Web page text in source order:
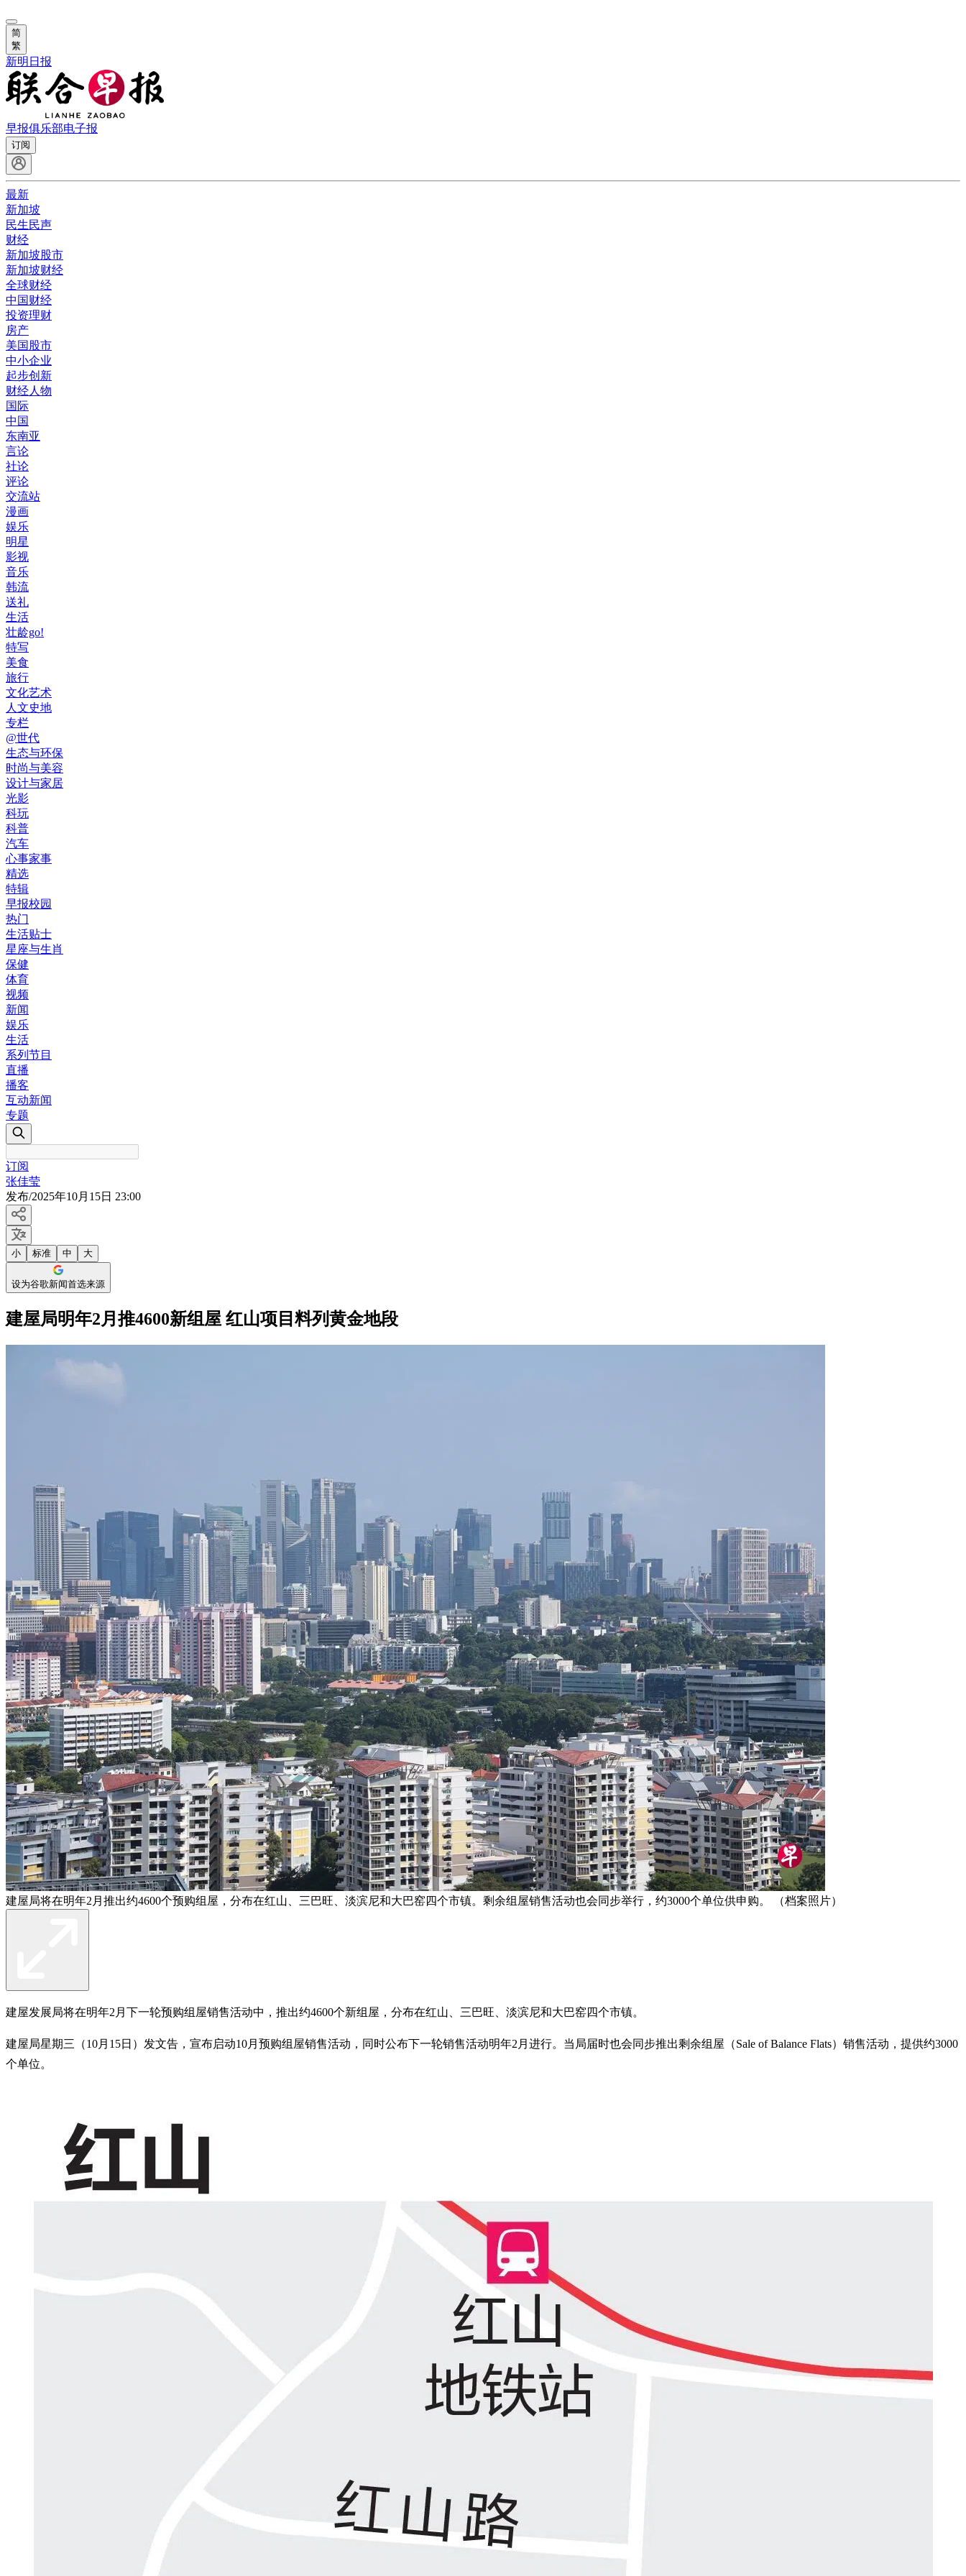
简
繁
新明日报
早报俱乐部电子报
订阅
最新
新加坡
民生民声
财经
新加坡股市
新加坡财经
全球财经
中国财经
投资理财
房产
美国股市
中小企业
起步创新
财经人物
国际
中国
东南亚
言论
社论
评论
交流站
漫画
娱乐
明星
影视
音乐
韩流
送礼
生活
壮龄go!
特写
美食
旅行
文化艺术
人文史地
专栏
@世代
生态与环保
时尚与美容
设计与家居
光影
科玩
科普
汽车
心事家事
精选
特辑
早报校园
热门
生活贴士
星座与生肖
保健
体育
视频
新闻
娱乐
生活
系列节目
直播
播客
互动新闻
专题
订阅
张佳莹
发布/2025年10月15日 23:00
小 标准 中 大
设为谷歌新闻首选来源
建屋局明年2月推4600新组屋 红山项目料列黄金地段
建屋局将在明年2月推出约4600个预购组屋，分布在红山、三巴旺、淡滨尼和大巴窑四个市镇。剩余组屋销售活动也会同步举行，约3000个单位供申购。 （档案照片）
建屋发展局将在明年2月下一轮预购组屋销售活动中，推出约4600个新组屋，分布在红山、三巴旺、淡滨尼和大巴窑四个市镇。
建屋局星期三（10月15日）发文告，宣布启动10月预购组屋销售活动，同时公布下一轮销售活动明年2月进行。当局届时也会同步推出剩余组屋（Sale of Balance Flats）销售活动，提供约3000
个单位。